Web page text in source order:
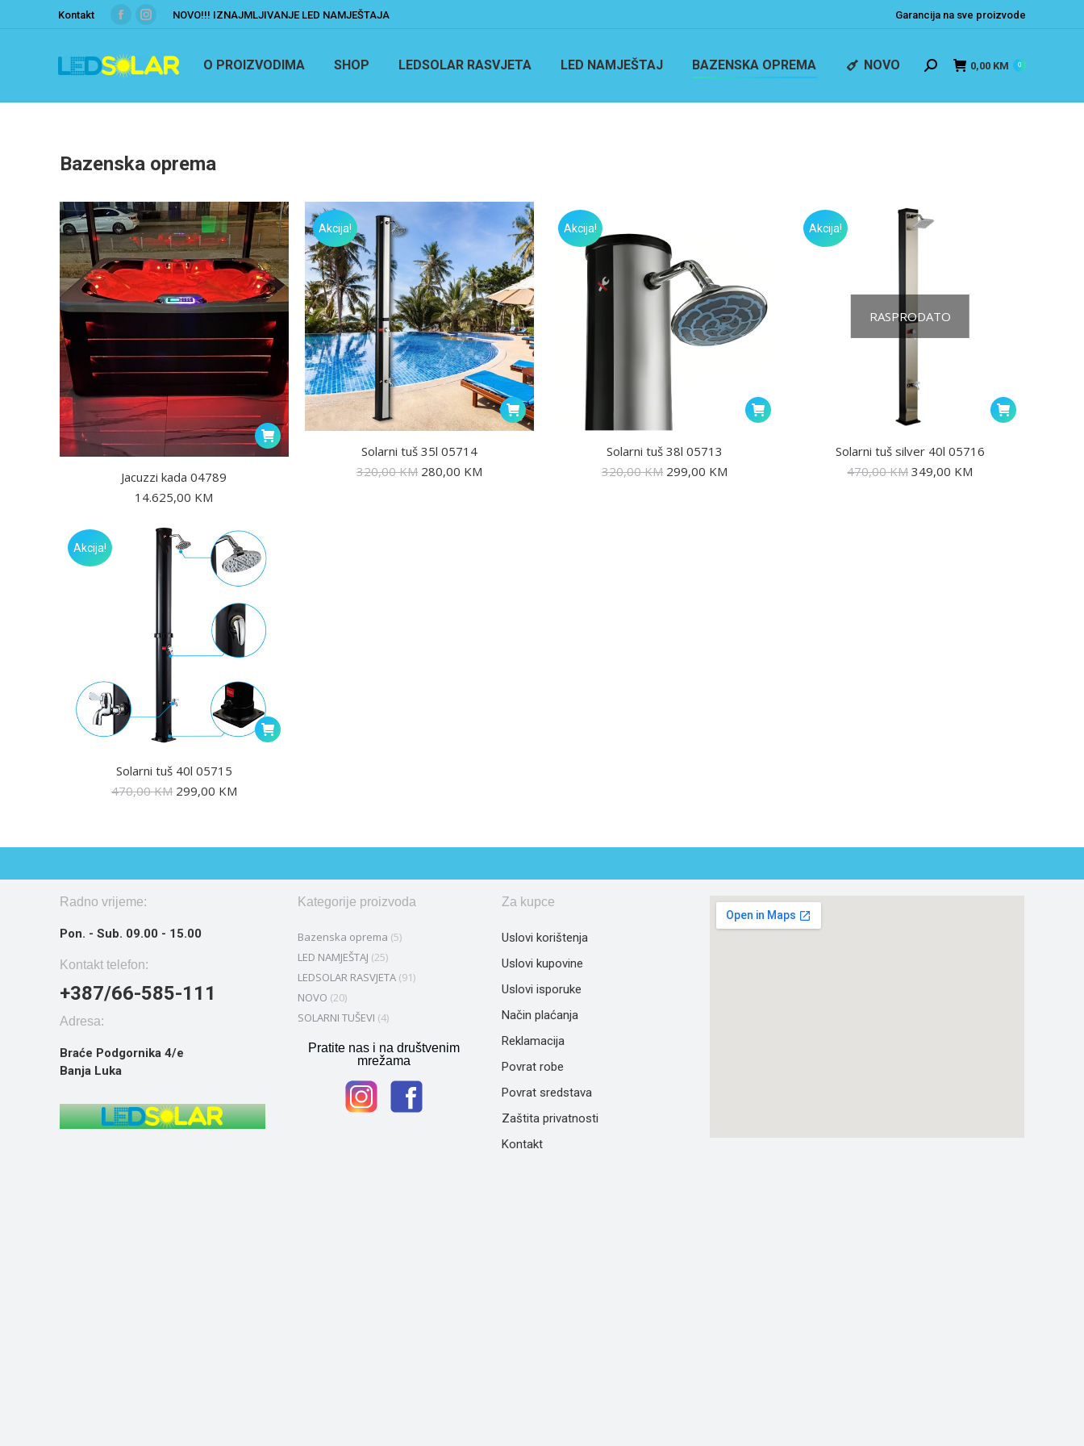
Kontakt NOVO!!! IZNAJMLJIVANJE LED NAMJEŠTAJA Garancija na sve proizvode
O PROIZVODIMA SHOP LEDSOLAR RASVJETA LED NAMJEŠTAJ BAZENSKA OPREMA NOVO 0,00 KM 0
Bazenska oprema
Jacuzzi kada 04789
14.625,00 KM
Akcija!
Solarni tuš 35l 05714
320,00KM 280,00 KM
Akcija!
Solarni tuš 38l 05713
320,00KM 299,00 KM
Akcija!
RASPRODATO
Solarni tuš silver 40l 05716
470,00KM 349,00 KM
Akcija!
Solarni tuš 40l 05715
470,00KM 299,00 KM
Radno vrijeme:
Pon. - Sub. 09.00 - 15.00
Kontakt telefon:
+387/66-585-111
Adresa:
Braće Podgornika 4/e
Banja Luka
Kategorije proizvoda
Bazenska oprema (5)
LED NAMJEŠTAJ (25)
LEDSOLAR RASVJETA (91)
NOVO (20)
SOLARNI TUŠEVI (4)
Pratite nas i na društvenim
mrežama
Za kupce
Uslovi korištenja
Uslovi kupovine
Uslovi isporuke
Način plaćanja
Reklamacija
Povrat robe
Povrat sredstava
Zaštita privatnosti
Kontakt